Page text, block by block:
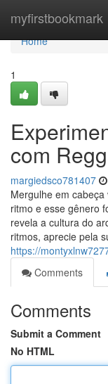
myfirstbookmark
Home
Home
1
com
margiedsco781407
Mergulhe em
ritmo e esse gênero
revela a cultura do
ritmos, aprecie pela
https://
Comments
Comments
Submit a Comment
No HTML